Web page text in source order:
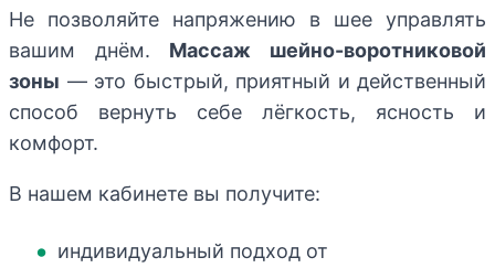
Не позволяйте напряжению в шее управлять
вашим днём. Массаж шейно-воротниковой
зоны — это быстрый, приятный и действенный
способ вернуть себе лёгкость, ясность и
комфорт.
В нашем кабинете вы получите:
индивидуальный подход от